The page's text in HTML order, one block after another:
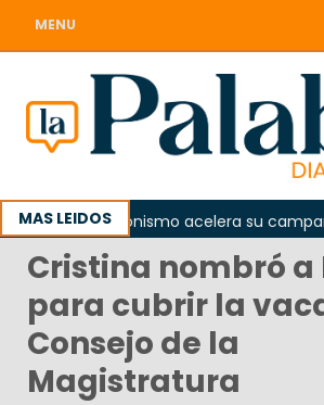
MENU
MAS LEIDOS
El peronismo acelera su campaña
Cristina nombró a
para cubrir la
Consejo de la
Magistratura